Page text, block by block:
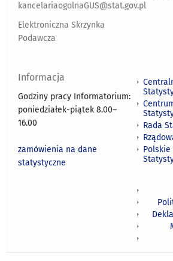
kancelariaogolnaGUS@stat.gov.pl
Elektroniczna Skrzynka
Podawcza
Informacja
Godziny pracy Informatorium:
poniedziałek-piątek 8.00–
16.00
zamówienia na dane
statystyczne
Rada
Polskie